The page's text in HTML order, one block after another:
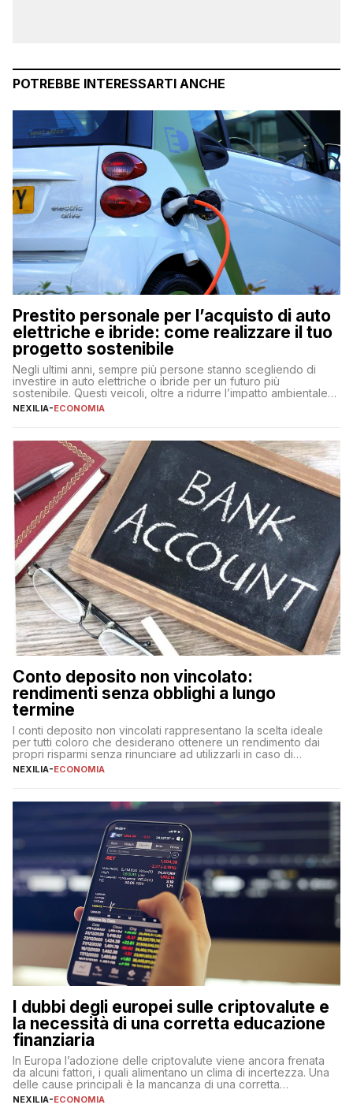
POTREBBE INTERESSARTI ANCHE
Prestito personale per l’acquisto di auto
elettriche e ibride: come realizzare il tuo
progetto sostenibile
Negli ultimi anni, sempre più persone stanno scegliendo di
investire in auto elettriche o ibride per un futuro più
sostenibile. Questi veicoli, oltre a ridurre l’impatto ambientale,
offrono vantaggi economici a lungo termine, come minori costi
fare se non […]
NEXILIA-ECONOMIA
Conto deposito non vincolato:
rendimenti senza obblighi a lungo
termine
I conti deposito non vincolati rappresentano la scelta ideale
per tutti coloro che desiderano ottenere un rendimento dai
propri risparmi senza rinunciare ad utilizzarli in caso di
necessità. A differenza delle forme vincolate tradizionali,
flessibilità e rendimento. Come funzionano […]
NEXILIA-ECONOMIA
I dubbi degli europei sulle criptovalute e
la necessità di una corretta educazione
finanziaria
In Europa l’adozione delle criptovalute viene ancora frenata
da alcuni fattori, i quali alimentano un clima di incertezza. Una
delle cause principali è la mancanza di una corretta
educazione finanziaria, che impedisce ad una larga parte della
NEXILIA-ECONOMIA